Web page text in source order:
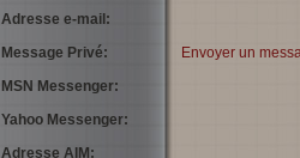
Adresse e-mail:
Message Privé:
MSN Messenger:
Yahoo Messenger:
Adresse AIM:
Envoyer un